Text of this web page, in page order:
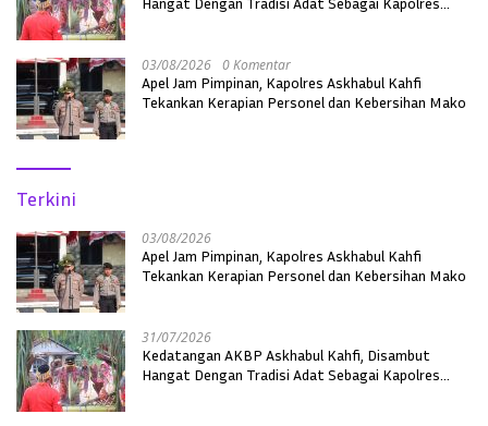
03/08/2026 0 Komentar
Apel Jam Pimpinan, Kapolres Askhabul Kahfi
Tekankan Kerapian Personel dan Kebersihan Mako
Terkini
03/08/2026
Apel Jam Pimpinan, Kapolres Askhabul Kahfi
Tekankan Kerapian Personel dan Kebersihan Mako
31/07/2026
Kedatangan AKBP Askhabul Kahfi, Disambut
Hangat Dengan Tradisi Adat Sebagai Kapolres